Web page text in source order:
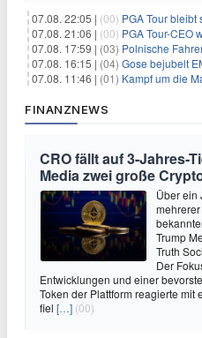
07.08. 22:05 | (00) PGA Tour bleibt standhaft
07.08. 21:06 | (00) PGA Tour-CEO weist Gespräche
07.08. 17:59 | (03) Polnische Fahrerin
07.08. 16:15 | (04) Gose bejubelt EM-
07.08. 11:46 | (01) Kampf um die
FINANZNEWS
CRO fällt auf 3-Jahres-
Media zwei große
Über ein
Trump
Truth
Der
Entwicklungen und einer
Token der Plattform reagierte mit
fiel […] (00)